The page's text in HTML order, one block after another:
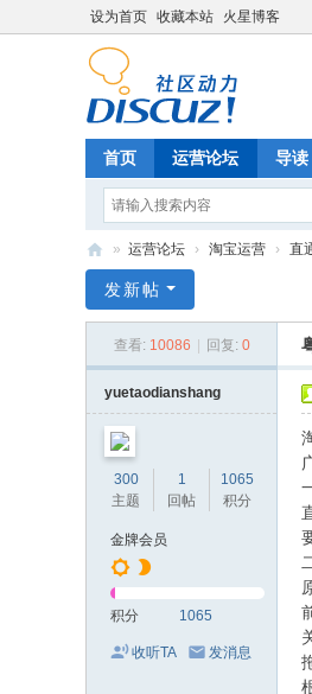
设为首页 收藏本站 火星博客
首页 运营论坛 导读
商
» 运营论坛 › 淘宝运营 › 直
发新帖
查看: 10086 回复: 0
yuetaodianshang
300
主题
1
回帖
1065
积分
金牌会员
积分 1065
收听TA 发消息